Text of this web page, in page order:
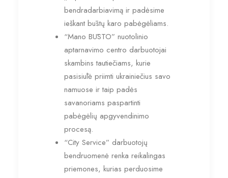
bendradarbiavimą ir padėsime
ieškant būstų karo pabėgėliams.
“Mano BŪSTO” nuotolinio
aptarnavimo centro darbuotojai
skambins tautiečiams, kurie
pasisiūlė priimti ukrainiečius savo
namuose ir taip padės
savanoriams paspartinti
pabėgėlių apgyvendinimo
procesą.
“City Service” darbuotojų
bendruomenė renka reikalingas
priemones, kurias perduosime